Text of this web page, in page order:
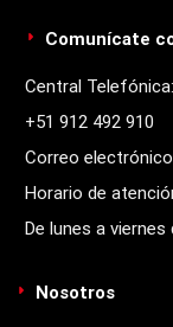
Comunícate
Central Telefónica:
+51 912 492 910
Correo
Horario de
De lunes a viernes
Nosotros